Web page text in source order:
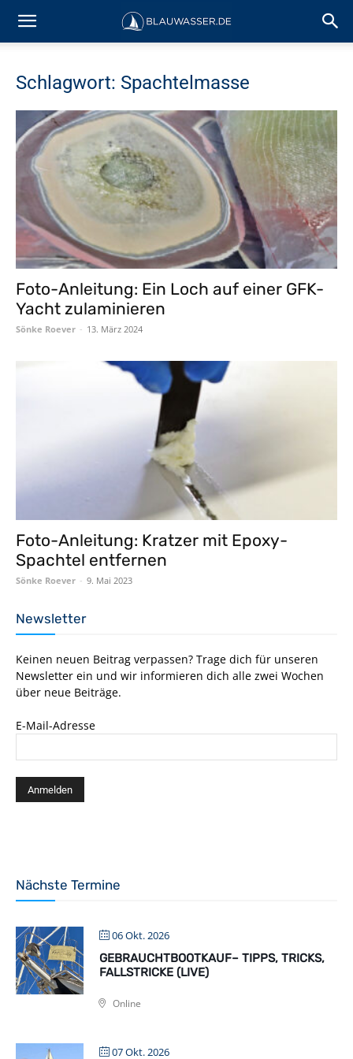
Schlagwort: Spachtelmasse
Foto-Anleitung: Ein Loch auf einer GFK-
Yacht zulaminieren
Sönke Roever - 13. März 2024
Foto-Anleitung: Kratzer mit Epoxy-
Spachtel entfernen
Sönke Roever - 9. Mai 2023
Newsletter
Keinen neuen Beitrag verpassen? Trage dich für unseren
Newsletter ein und wir informieren dich alle zwei Wochen
über neue Beiträge.
E-Mail-Adresse
Nächste Termine
06 Okt. 2026
GEBRAUCHTBOOTKAUF– TIPPS, TRICKS,
FALLSTRICKE (LIVE)
Online
07 Okt. 2026